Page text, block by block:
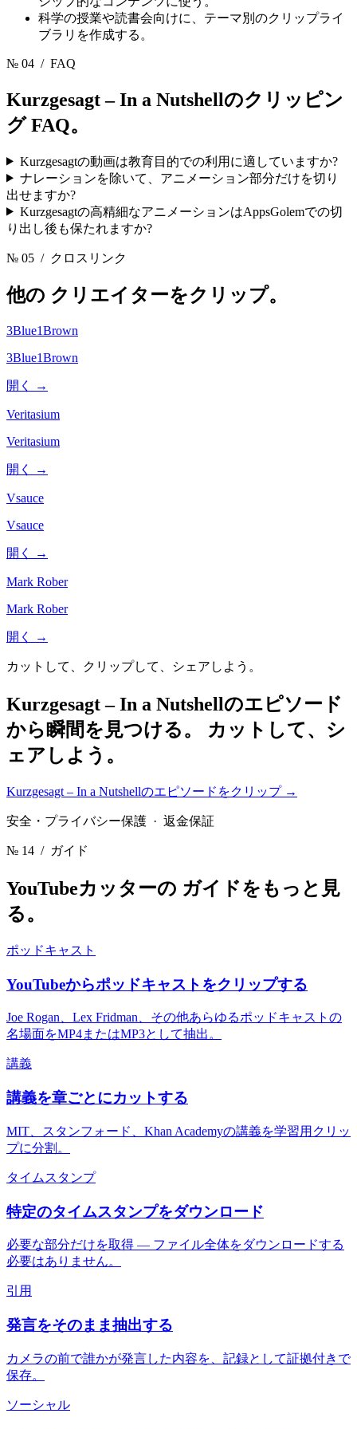
科学の授業や読書会向けに、テーマ別のクリップライ
ブラリを作成する。
№ 04 / FAQ
Kurzgesagt – In a Nutshellのクリッピン
グFAQ。
Kurzgesagtの動画は教育目的での利用に適していますか?
ナレーションを除いて、アニメーション部分だけを切り
出せますか?
Kurzgesagtの高精細なアニメーションはAppsGolemでの切
り出し後も保たれますか?
№ 05 / クロスリンク
他の クリエイターをクリップ。
3Blue1Brown
3Blue1Brown
開く →
Veritasium
Veritasium
開く →
Vsauce
Vsauce
開く →
Mark Rober
Mark Rober
開く →
カットして、クリップして、シェアしよう。
Kurzgesagt – In a Nutshellのエピソード
から瞬間を見つける。 カットして、シ
ェアしよう。
Kurzgesagt – In a Nutshellのエピソードをクリップ →
安全・プライバシー保護 · 返金保証
№ 14 / ガイド
YouTubeカッターの ガイドをもっと見
る。
ポッドキャスト
YouTubeからポッドキャストをクリップする
Joe Rogan、Lex Fridman、その他あらゆるポッドキャストの
名場面をMP4またはMP3として抽出。
講義
講義を章ごとにカットする
MIT、スタンフォード、Khan Academyの講義を学習用クリッ
プに分割。
タイムスタンプ
特定のタイムスタンプをダウンロード
必要な部分だけを取得 — ファイル全体をダウンロードする
必要はありません。
引用
発言をそのまま抽出する
カメラの前で誰かが発言した内容を、記録として証拠付きで
保存。
ソーシャル